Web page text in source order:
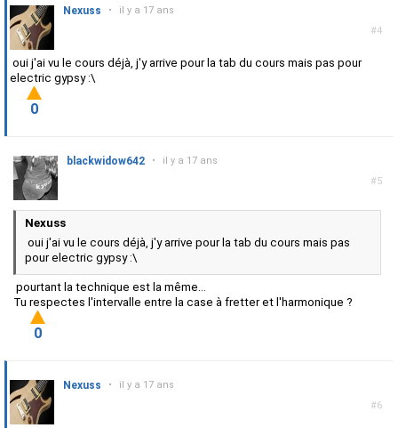
#4
Nexuss • il y a 17 ans
oui j'ai vu le cours déjà, j'y arrive pour la tab du cours mais pas pour
electric gypsy :\
0
#5
blackwidow642 • il y a 17 ans
Nexuss
oui j'ai vu le cours déjà, j'y arrive pour la tab du cours mais pas
pour electric gypsy :\
pourtant la technique est la même...
Tu respectes l'intervalle entre la case à fretter et l'harmonique ?
0
#6
Nexuss • il y a 17 ans